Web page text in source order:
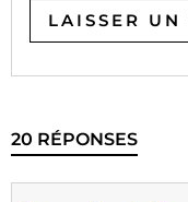
20 RÉPONSES